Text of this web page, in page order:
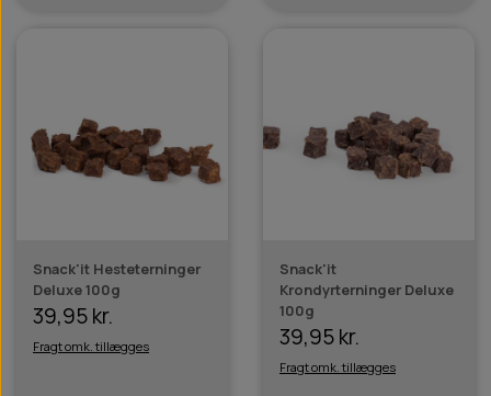
Snack'it Hesteterninger
Deluxe 100g
39,95 kr.
Fragt omk. tillægges
Snack'it
Krondyrterninger Deluxe
100g
39,95 kr.
Fragt omk. tillægges